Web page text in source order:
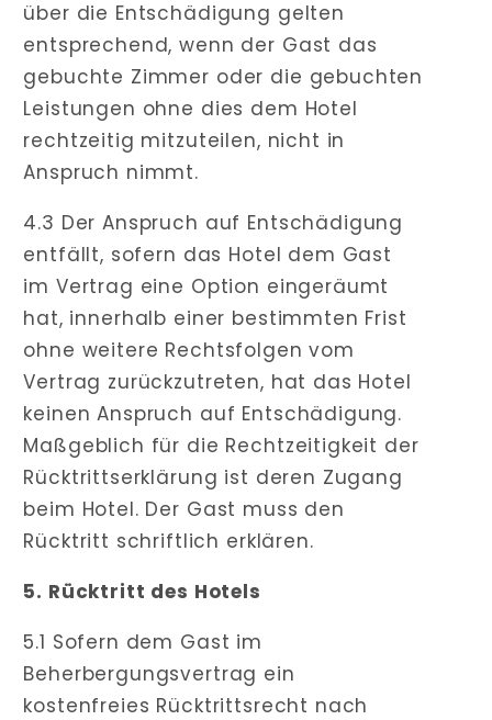
über die Entschädigung gelten
entsprechend, wenn der Gast das
gebuchte Zimmer oder die gebuchten
Leistungen ohne dies dem Hotel
rechtzeitig mitzuteilen, nicht in
Anspruch nimmt.
4.3 Der Anspruch auf Entschädigung
entfällt, sofern das Hotel dem Gast
im Vertrag eine Option eingeräumt
hat, innerhalb einer bestimmten Frist
ohne weitere Rechtsfolgen vom
Vertrag zurückzutreten, hat das Hotel
keinen Anspruch auf Entschädigung.
Maßgeblich für die Rechtzeitigkeit der
Rücktrittserklärung ist deren Zugang
beim Hotel. Der Gast muss den
Rücktritt schriftlich erklären.
5. Rücktritt des Hotels
5.1 Sofern dem Gast im
Beherbergungsvertrag ein
kostenfreies Rücktrittsrecht nach